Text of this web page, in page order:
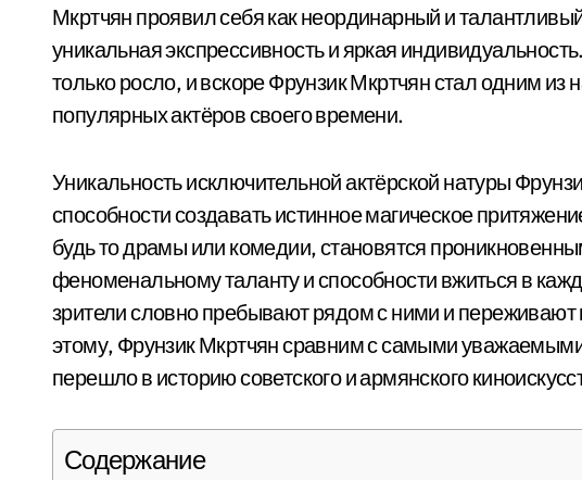
Мкртчян проявил себя как неординарный и
уникальная экспрессивность и яркая
только росло, и вскоре Фрунзик Мкртчян стал одним из
популярных актёров своего времени.
Уникальность исключительной актёрской натуры
способности создавать истинное магическое
будь то драмы или комедии, становятся
феноменальному таланту и способности вжиться в
зрители словно пребывают рядом с ними и переживают
этому, Фрунзик Мкртчян сравним с самыми
перешло в историю советского и армянского
Содержание